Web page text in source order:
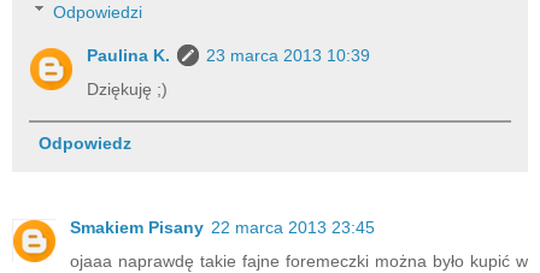
Odpowiedzi
Paulina K.
23 marca 2013 10:39
Dziękuję ;)
Odpowiedz
Smakiem Pisany 22 marca 2013 23:45
ojaaa naprawdę takie fajne foremeczki można było kupić w